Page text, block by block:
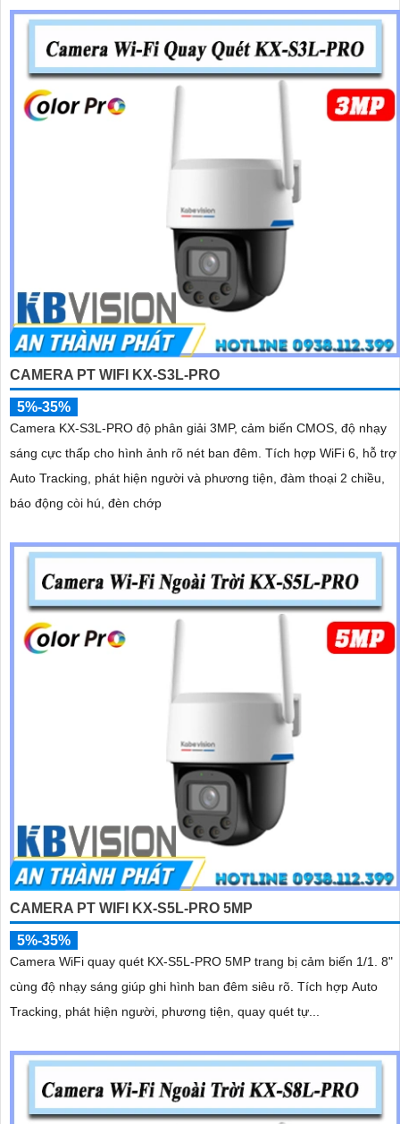
CAMERA PT WIFI KX-S3L-PRO
5%-35%
Camera KX-S3L-PRO độ phân giải 3MP, cảm biến CMOS, độ nhạy
sáng cực thấp cho hình ảnh rõ nét ban đêm. Tích hợp WiFi 6, hỗ trợ
Auto Tracking, phát hiện người và phương tiện, đàm thoại 2 chiều,
báo động còi hú, đèn chớp
CAMERA PT WIFI KX-S5L-PRO 5MP
5%-35%
Camera WiFi quay quét KX-S5L-PRO 5MP trang bị cảm biến 1/1. 8"
cùng độ nhạy sáng giúp ghi hình ban đêm siêu rõ. Tích hợp Auto
Tracking, phát hiện người, phương tiện, quay quét tự...